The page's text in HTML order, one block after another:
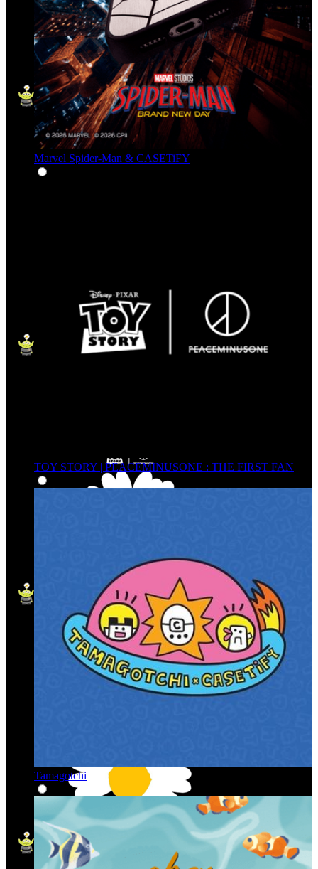
Marvel Spider-Man & CASETiFY
TOY STORY | PEACEMINUSONE : THE FIRST FAN
Tamagotchi